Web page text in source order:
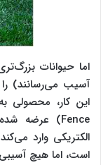
اما حیوانات
آسیب می‌رسانند)
این کار، محصولی
Fence) عرضه
الکتریکی وارد
است، اما هیچ آسیبی